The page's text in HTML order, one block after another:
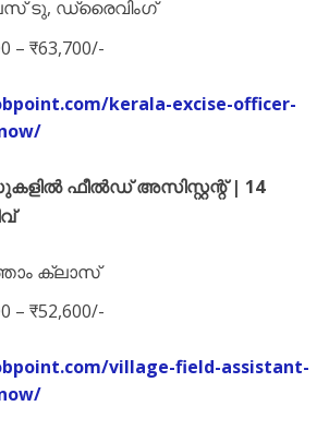
ടു, ഡ്രൈവിംഗ്
– ₹63,700/-
kerala-excise-officer-
ഫീൽഡ് അസിസ്റ്റന്റ് | 14
ക്ലാസ്
– ₹52,600/-
village-field-assistant-